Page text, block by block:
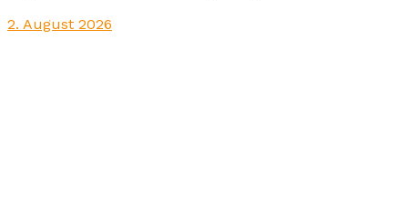
2. August 2026